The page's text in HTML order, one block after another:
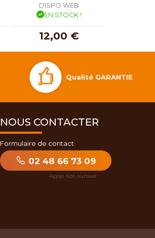
DISPO WEB
EN STOCK !
12,00 €
Qualité GARANTIE
NOUS CONTACTER
Formulaire de contact
02 48 66 73 09